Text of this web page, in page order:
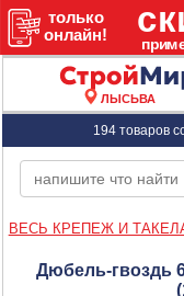
ЛЫСЬВА
194 товаров
ВЕСЬ КРЕПЕЖ И
Дюбель-гвоздь